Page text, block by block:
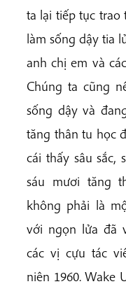
ta lại tiếp tục trao
làm sống dậy tia
anh chị em và
Chúng ta cũng
sống dậy và
tăng thân tu học
cái thấy sâu sắc,
sáu mươi tăng
không phải là
với ngọn lửa đã
các vị cựu tác
niên 1960. Wake